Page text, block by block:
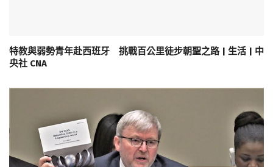
特教與弱勢青年赴西班牙 挑戰百公里徒步朝聖之路 | 生活 | 中
央社 CNA